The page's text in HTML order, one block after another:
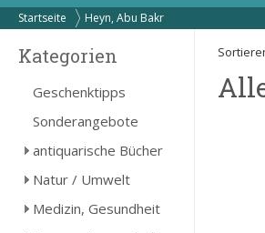
Startseite Heyn, Abu Bakr
Kategorien
Geschenktipps
Sonderangebote
antiquarische Bücher
Natur / Umwelt
Medizin, Gesundheit